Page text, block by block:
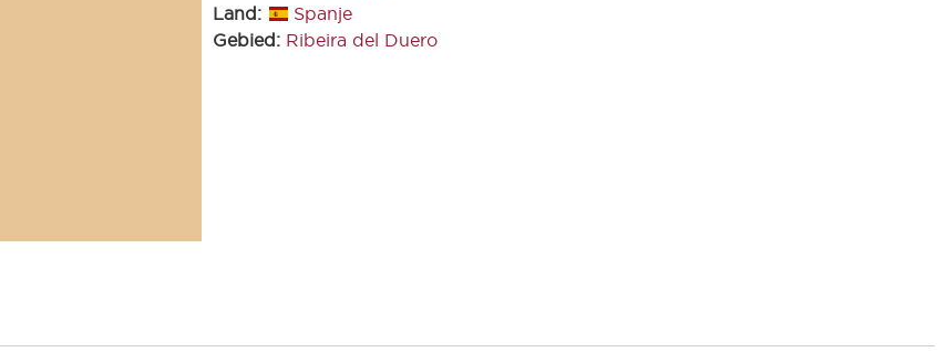
Land:
Spanje
Gebied: Ribeira del Duero